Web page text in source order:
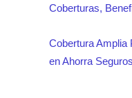
Coberturas,
Cobertura Amplia
en Ahorra Seguros